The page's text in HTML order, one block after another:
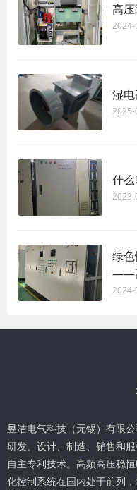
高
2024-
湿
2025-
什
2023-
绿
——
2024-
昱洁电气科技（无锡）有限
研发、设计、制造、销售和
自主专利技术。高频高压稳
化控制系统在国内处于前列，